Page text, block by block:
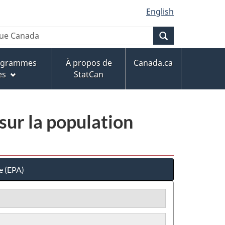
English
À propos de
StatCan
Canada.ca
la population
(EPA)